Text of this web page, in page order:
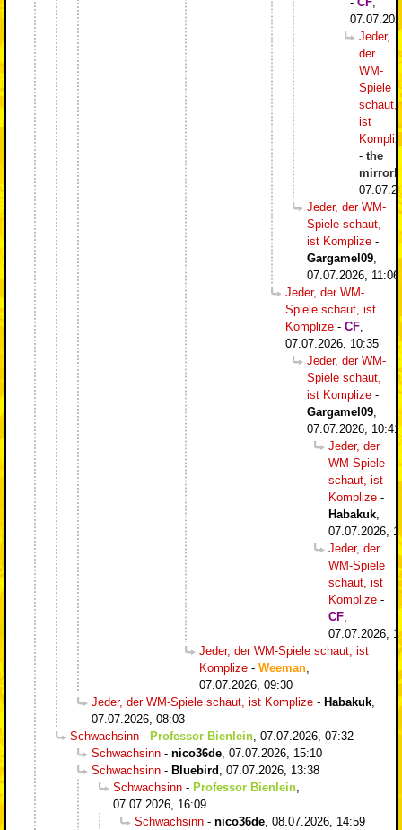
Jeder,
der
WM-
Spiele
schaut,
ist
- the
Jeder, der WM-
Spiele schaut,
ist Komplize -
Gargamel09,
07.07.2026, 11:06
Jeder, der WM-
Spiele schaut, ist
Komplize - CF,
07.07.2026, 10:35
Jeder, der WM-
Spiele schaut,
ist Komplize -
Gargamel09,
07.07.2026, 10:41
Jeder, der
WM-Spiele
schaut, ist
Komplize -
Habakuk,
07.07.2026,
Jeder, der
WM-Spiele
schaut, ist
Komplize -
CF,
07.07.2026,
Jeder, der WM-Spiele schaut, ist
Komplize - Weeman,
07.07.2026, 09:30
Jeder, der WM-Spiele schaut, ist Komplize - Habakuk,
07.07.2026, 08:03
Schwachsinn - Professor Bienlein, 07.07.2026, 07:32
Schwachsinn - nico36de, 07.07.2026, 15:10
Schwachsinn - Bluebird , 07.07.2026, 13:38
Schwachsinn - Professor Bienlein,
07.07.2026, 16:09
Schwachsinn - nico36de, 08.07.2026, 14:59